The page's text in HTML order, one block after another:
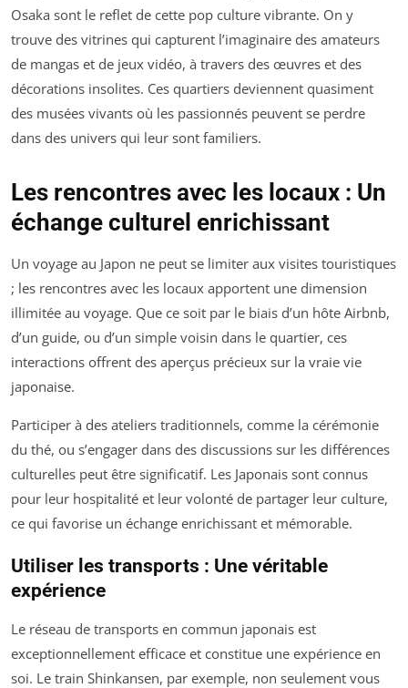
Osaka sont le reflet de cette pop culture vibrante. On y
trouve des vitrines qui capturent l’imaginaire des amateurs
de mangas et de jeux vidéo, à travers des œuvres et des
décorations insolites. Ces quartiers deviennent quasiment
des musées vivants où les passionnés peuvent se perdre
dans des univers qui leur sont familiers.
Les rencontres avec les locaux : Un
échange culturel enrichissant
Un voyage au Japon ne peut se limiter aux visites touristiques
; les rencontres avec les locaux apportent une dimension
illimitée au voyage. Que ce soit par le biais d’un hôte Airbnb,
d’un guide, ou d’un simple voisin dans le quartier, ces
interactions offrent des aperçus précieux sur la vraie vie
japonaise.
Participer à des ateliers traditionnels, comme la cérémonie
du thé, ou s’engager dans des discussions sur les différences
culturelles peut être significatif. Les Japonais sont connus
pour leur hospitalité et leur volonté de partager leur culture,
ce qui favorise un échange enrichissant et mémorable.
Utiliser les transports : Une véritable
expérience
Le réseau de transports en commun japonais est
exceptionnellement efficace et constitue une expérience en
soi. Le train Shinkansen, par exemple, non seulement vous